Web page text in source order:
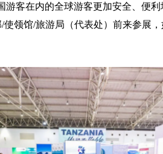
客在内的全球游客更加安全、便
领馆/旅游局（代表处）前来参展